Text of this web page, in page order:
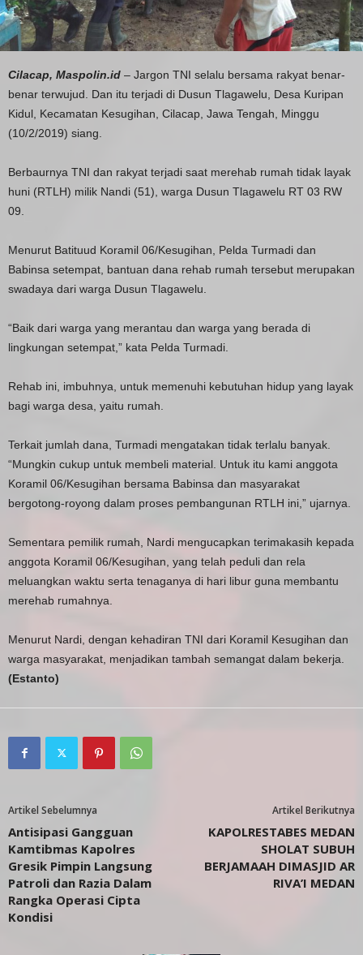
Cilacap, Maspolin.id – Jargon TNI selalu bersama rakyat benar-
benar terwujud. Dan itu terjadi di Dusun Tlagawelu, Desa Kuripan
Kidul, Kecamatan Kesugihan, Cilacap, Jawa Tengah, Minggu
(10/2/2019) siang.
Berbaurnya TNI dan rakyat terjadi saat merehab rumah tidak layak
huni (RTLH) milik Nandi (51), warga Dusun Tlagawelu RT 03 RW
09.
Menurut Batituud Koramil 06/Kesugihan, Pelda Turmadi dan
Babinsa setempat, bantuan dana rehab rumah tersebut merupakan
swadaya dari warga Dusun Tlagawelu.
“Baik dari warga yang merantau dan warga yang berada di
lingkungan setempat,” kata Pelda Turmadi.
Rehab ini, imbuhnya, untuk memenuhi kebutuhan hidup yang layak
bagi warga desa, yaitu rumah.
Terkait jumlah dana, Turmadi mengatakan tidak terlalu banyak.
“Mungkin cukup untuk membeli material. Untuk itu kami anggota
Koramil 06/Kesugihan bersama Babinsa dan masyarakat
bergotong-royong dalam proses pembangunan RTLH ini,” ujarnya.
Sementara pemilik rumah, Nardi mengucapkan terimakasih kepada
anggota Koramil 06/Kesugihan, yang telah peduli dan rela
meluangkan waktu serta tenaganya di hari libur guna membantu
merehab rumahnya.
Menurut Nardi, dengan kehadiran TNI dari Koramil Kesugihan dan
warga masyarakat, menjadikan tambah semangat dalam bekerja.
(Estanto)
Artikel Sebelumnya
Antisipasi Gangguan
Kamtibmas Kapolres
Gresik Pimpin Langsung
Patroli dan Razia Dalam
Rangka Operasi Cipta
Kondisi
Artikel Berikutnya
KAPOLRESTABES MEDAN
SHOLAT SUBUH
BERJAMAAH DIMASJID AR
RIVA’I MEDAN